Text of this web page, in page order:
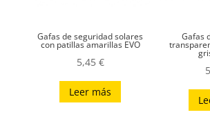
Gafas de seguridad solares
con patillas amarillas EVO
5,45 €
Leer más
Gafas